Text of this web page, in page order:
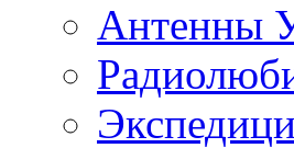
Антенны